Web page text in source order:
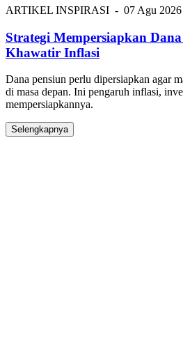
ARTIKEL INSPIRASI - 07 Agu 2026
Strategi Mempersiapkan
Khawatir Inflasi
Dana pensiun perlu dipersiapkan agar
di masa depan. Ini pengaruh inflasi,
mempersiapkannya.
Selengkapnya